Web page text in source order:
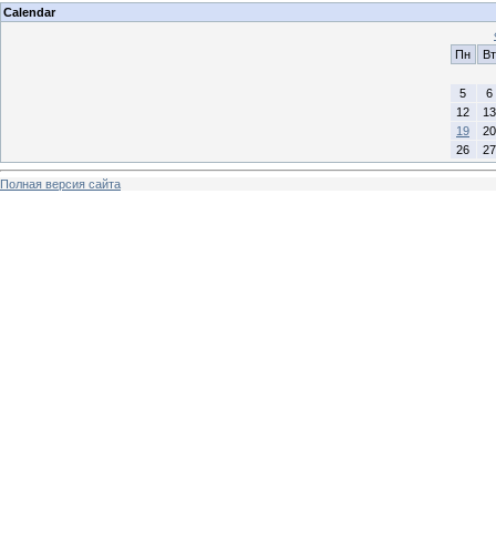
Calendar
Пн
Вт
5
6
12
13
19
20
26
27
Полная версия сайта